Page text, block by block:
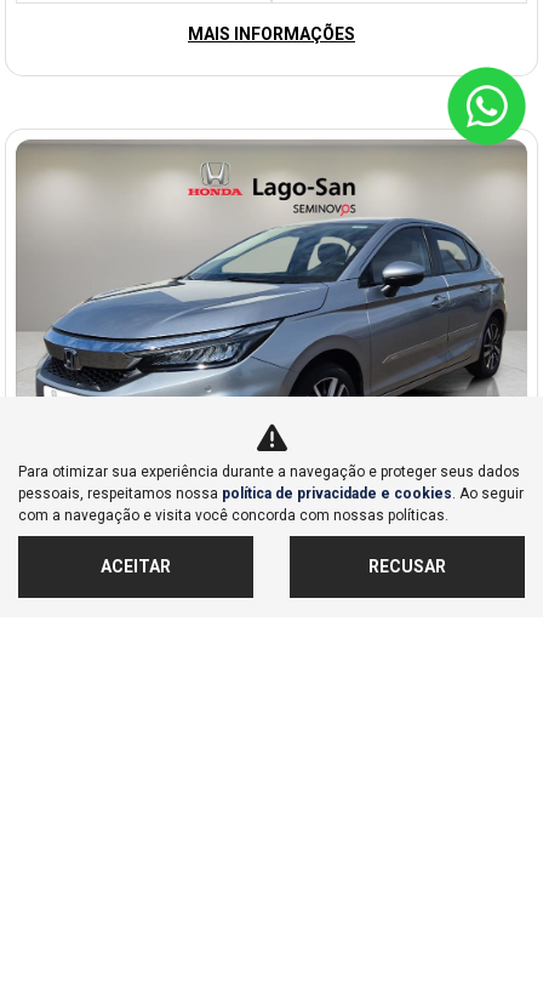
MAIS INFORMAÇÕES
Co
mp
arti
Honda
CITY 1.5 I-VTEC FLEX HATCH TOURING CVT
Para otimizar sua experiência durante a navegação e proteger seus dados
pessoais, respeitamos nossa política de privacidade e cookies. Ao seguir
com a navegação e visita você concorda com nossas políticas.
ACEITAR RECUSAR